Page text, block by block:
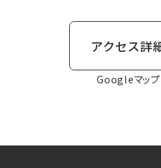
アクセス詳
Googleマップ